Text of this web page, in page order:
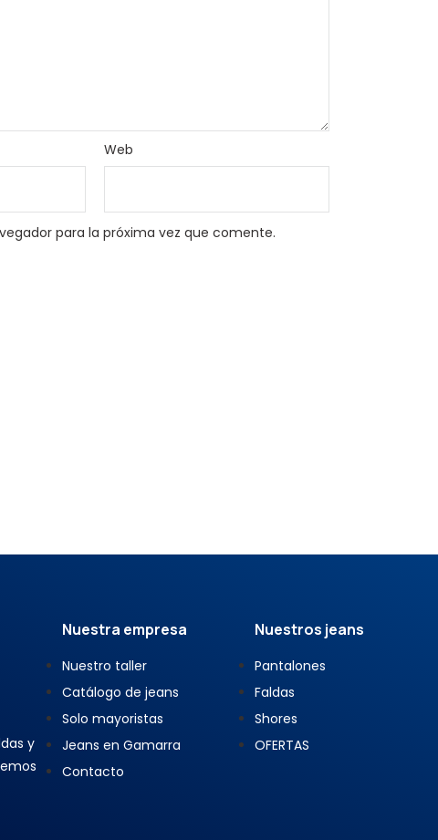
Web
para la próxima vez que comente.
y
Nuestra empresa
Nuestro taller
Catálogo de jeans
Solo mayoristas
Jeans en Gamarra
Contacto
Nuestros jeans
Pantalones
Faldas
Shores
OFERTAS